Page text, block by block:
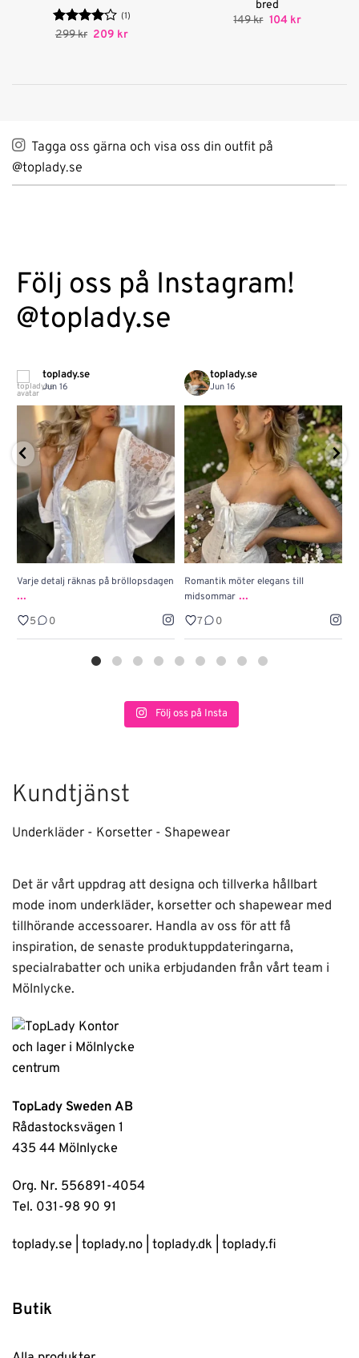
Betygsatt
(1)
299kr Det
209 krDet
bred
149kr Det
104 krDet
Tagga oss gärna och visa oss din outfit på
@toplady.se
Följ oss på Instagram!
@toplady.se
toplady.se
Jun 16
Varje detalj räknas på bröllopsdagen
...
5 0
toplady.se
Jun 16
Romantik möter elegans till
midsommar ...
7 0
Följ oss på Insta
Kundtjänst
Underkläder - Korsetter - Shapewear
Det är vårt uppdrag att designa och tillverka hållbart
mode inom underkläder, korsetter och shapewear med
tillhörande accessoarer. Handla av oss för att få
inspiration, de senaste produktuppdateringarna,
specialrabatter och unika erbjudanden från vårt team i
Mölnlycke.
TopLady Sweden AB
Rådastocksvägen 1
435 44 Mölnlycke
Org. Nr. 556891-4054
Tel. 031-98 90 91
toplady.se toplady.no toplady.dk toplady.fi
Butik